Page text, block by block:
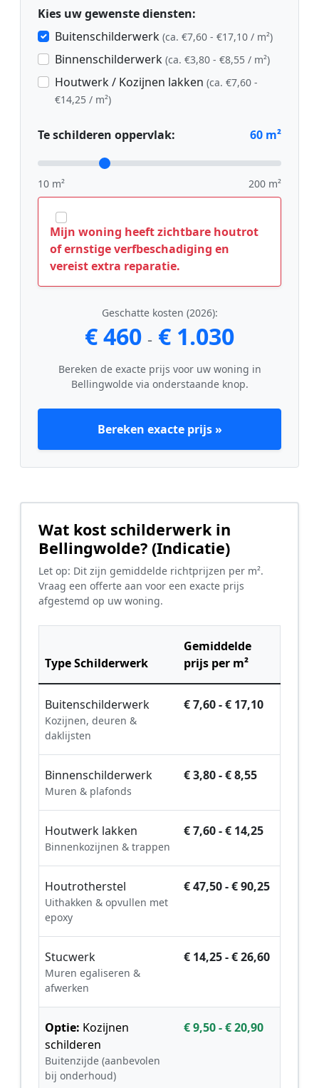
Kies uw gewenste diensten:
Buitenschilderwerk (ca. €7,60 - €17,10 / m²)
Binnenschilderwerk (ca. €3,80 - €8,55 / m²)
Houtwerk / Kozijnen lakken (ca. €7,60 -
€14,25 / m²)
Te schilderen oppervlak: 60 m²
10 m² 200 m²
Mijn woning heeft zichtbare houtrot
of ernstige verfbeschadiging en
vereist extra reparatie.
Geschatte kosten (2026):
€ 460 - € 1.030
Bereken de exacte prijs voor uw woning in
Bellingwolde via onderstaande knop.
Bereken exacte prijs »
Wat kost schilderwerk in
Bellingwolde? (Indicatie)
Let op: Dit zijn gemiddelde richtprijzen per m².
Vraag een offerte aan voor een exacte prijs
afgestemd op uw woning.
Type Schilderwerk
Gemiddelde
prijs per m²
Buitenschilderwerk
Kozijnen, deuren &
daklijsten
€ 7,60 - € 17,10
Binnenschilderwerk
Muren & plafonds
€ 3,80 - € 8,55
Houtwerk lakken
Binnenkozijnen & trappen
€ 7,60 - € 14,25
Houtrotherstel
Uithakken & opvullen met
epoxy
€ 47,50 - € 90,25
Stucwerk
Muren egaliseren &
afwerken
€ 14,25 - € 26,60
Optie: Kozijnen
schilderen
Buitenzijde (aanbevolen
bij onderhoud)
€ 9,50 - € 20,90